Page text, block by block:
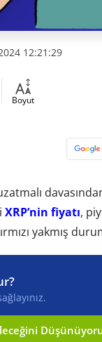
12:21:29
Boyut
XRP’nin fiyatı,
yakmış